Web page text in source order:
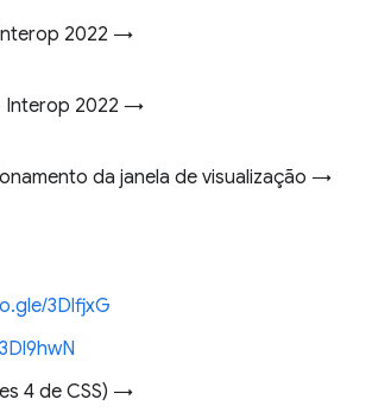
2022 →
Interop 2022 →
da janela de visualização →
3DlfjxG
4 de CSS) →